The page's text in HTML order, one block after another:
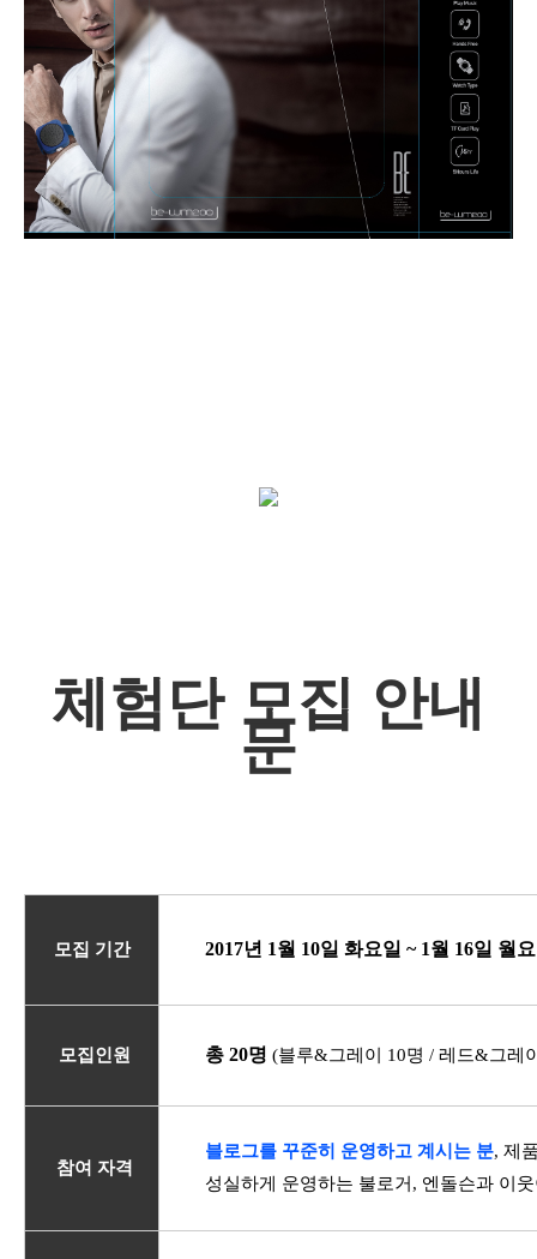
체험단 모집 안내
문
모집 기간 2017년 1월 10일 화요일 ~ 1월 16일 월
모집인원 총 20명 (블루&그레이 10명 / 레드&그레
참여 자격
블로그를 꾸준히 운영하고 계시는 분, 제
성실하게 운영하는 불로거, 엔돌슨과 이